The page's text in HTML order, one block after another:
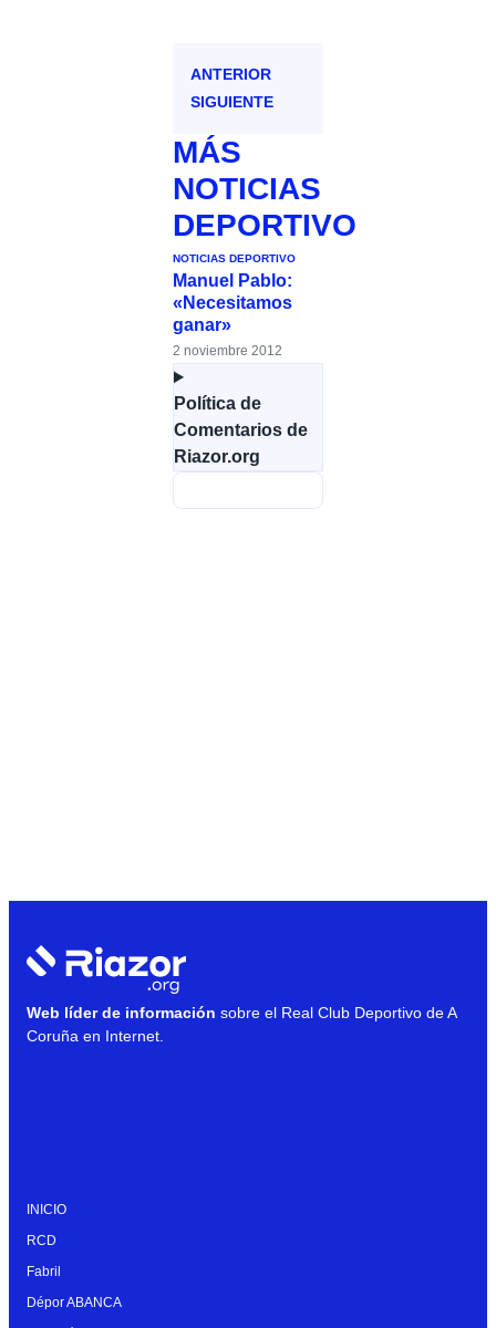
ANTERIOR
SIGUIENTE
MÁS
NOTICIAS
DEPORTIVO
NOTICIAS DEPORTIVO
Manuel Pablo:
«Necesitamos
ganar»
2 noviembre 2012
Política de
Comentarios de
Riazor.org
Web líder de información sobre el Real Club Deportivo de A
Coruña en Internet.
INICIO
RCD
Fabril
Dépor ABANCA